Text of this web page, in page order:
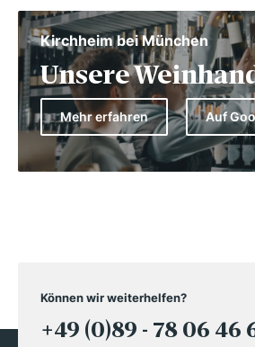
Kirchheim bei München
Unsere
Mehr erfahren Auf
Können wir weiterhelfen?
+49 (0)89 - 78 06 46